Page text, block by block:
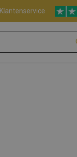
Klantenservice